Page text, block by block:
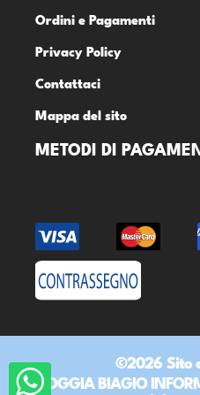
Ordini e Pagamenti
Privacy Policy
Contattaci
Mappa del sito
METODI DI
©2026 Sito
DR ROGGIA BIAGIO